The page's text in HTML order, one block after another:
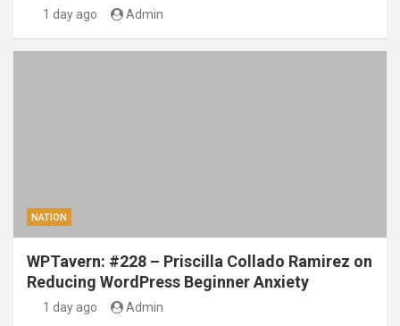
1 day ago Admin
NATION
WPTavern: #228 – Priscilla Collado Ramirez on
Reducing WordPress Beginner Anxiety
1 day ago Admin